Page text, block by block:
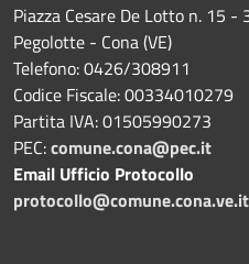
Piazza Cesare De Lotto n. 15
Pegolotte - Cona (VE)
Telefono: 0426/308911
Codice Fiscale: 00334010279
Partita IVA: 01505990273
PEC:comune.cona@pec.it
Email Ufficio Protocollo
protocollo@comune.cona.ve.it